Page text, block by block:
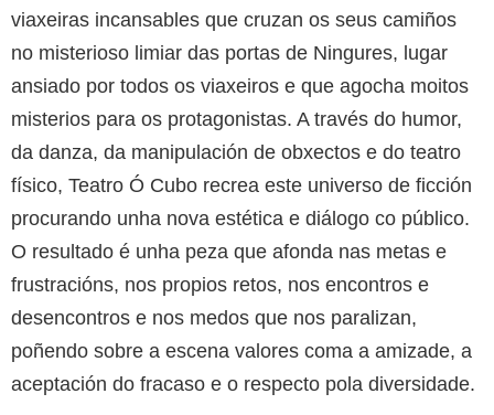
viaxeiras incansables que cruzan os seus camiños
no misterioso limiar das portas de Ningures, lugar
ansiado por todos os viaxeiros e que agocha moitos
misterios para os protagonistas. A través do humor,
da danza, da manipulación de obxectos e do teatro
físico, Teatro Ó Cubo recrea este universo de ficción
procurando unha nova estética e diálogo co público.
O resultado é unha peza que afonda nas metas e
frustracións, nos propios retos, nos encontros e
desencontros e nos medos que nos paralizan,
poñendo sobre a escena valores coma a amizade, a
aceptación do fracaso e o respecto pola diversidade.